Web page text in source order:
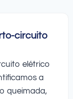
circuito
elétrico
a
queimada,